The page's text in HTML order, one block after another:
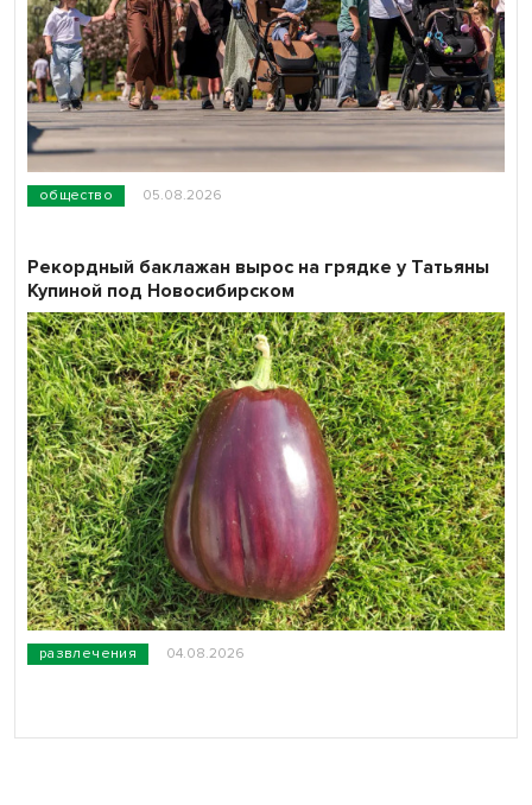
общество 05.08.2026
развлечения 04.08.2026
Рекордный баклажан вырос на грядке у Татьяны
Купиной под Новосибирском